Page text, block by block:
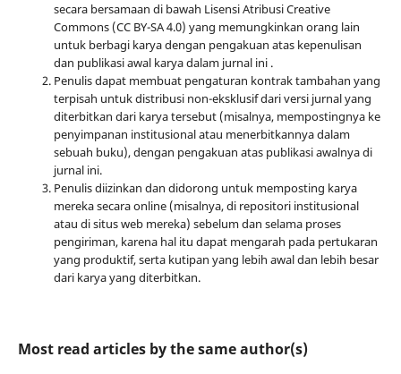
secara bersamaan di bawah Lisensi Atribusi Creative
Commons (CC BY-SA 4.0) yang memungkinkan orang lain
untuk berbagi karya dengan pengakuan atas kepenulisan
dan publikasi awal karya dalam jurnal ini .
Penulis dapat membuat pengaturan kontrak tambahan yang
terpisah untuk distribusi non-eksklusif dari versi jurnal yang
diterbitkan dari karya tersebut (misalnya, mempostingnya ke
penyimpanan institusional atau menerbitkannya dalam
sebuah buku), dengan pengakuan atas publikasi awalnya di
jurnal ini.
Penulis diizinkan dan didorong untuk memposting karya
mereka secara online (misalnya, di repositori institusional
atau di situs web mereka) sebelum dan selama proses
pengiriman, karena hal itu dapat mengarah pada pertukaran
yang produktif, serta kutipan yang lebih awal dan lebih besar
dari karya yang diterbitkan.
Most read articles by the same author(s)